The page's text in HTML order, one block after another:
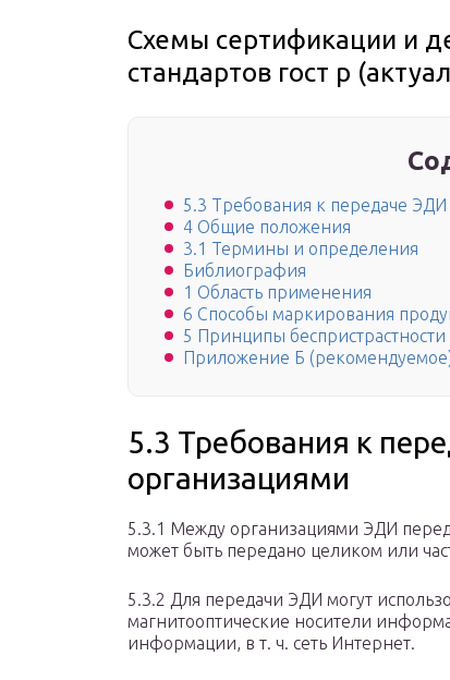
Схемы сертификации и
стандартов гост р
5.3 Требования к передаче
4 Общие положения
3.1 Термины и определения
Библиография
1 Область применения
6 Способы маркирования
5 Принципы беспристрастности
Приложение Б
5.3 Требования к
организациями
5.3.1 Между организациями ЭДИ
может быть передано целиком или
5.3.2 Для передачи ЭДИ могут
магнитооптические носители
информации, в т. ч. сеть Интернет.